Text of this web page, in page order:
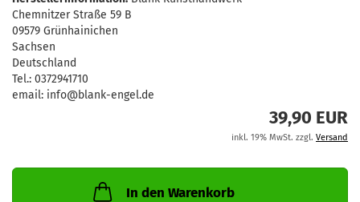
Chemnitzer Straße 59 B
09579 Grünhainichen
Sachsen
Deutschland
Tel.: 0372941710
email: info@blank-engel.de
39,90 EUR
inkl. 19% MwSt. zzgl. Versand
In den Warenkorb